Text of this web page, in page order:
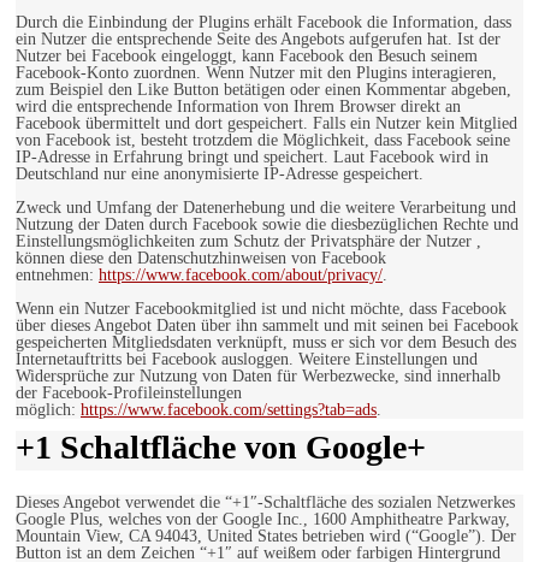
Durch die Einbindung der Plugins erhält Facebook die Information, dass
ein Nutzer die entsprechende Seite des Angebots aufgerufen hat. Ist der
Nutzer bei Facebook eingeloggt, kann Facebook den Besuch seinem
Facebook-Konto zuordnen. Wenn Nutzer mit den Plugins interagieren,
zum Beispiel den Like Button betätigen oder einen Kommentar abgeben,
wird die entsprechende Information von Ihrem Browser direkt an
Facebook übermittelt und dort gespeichert. Falls ein Nutzer kein Mitglied
von Facebook ist, besteht trotzdem die Möglichkeit, dass Facebook seine
IP-Adresse in Erfahrung bringt und speichert. Laut Facebook wird in
Deutschland nur eine anonymisierte IP-Adresse gespeichert.
Zweck und Umfang der Datenerhebung und die weitere Verarbeitung und
Nutzung der Daten durch Facebook sowie die diesbezüglichen Rechte und
Einstellungsmöglichkeiten zum Schutz der Privatsphäre der Nutzer ,
können diese den Datenschutzhinweisen von Facebook
entnehmen: https://www.facebook.com/about/privacy/.
Wenn ein Nutzer Facebookmitglied ist und nicht möchte, dass Facebook
über dieses Angebot Daten über ihn sammelt und mit seinen bei Facebook
gespeicherten Mitgliedsdaten verknüpft, muss er sich vor dem Besuch des
Internetauftritts bei Facebook ausloggen. Weitere Einstellungen und
Widersprüche zur Nutzung von Daten für Werbezwecke, sind innerhalb
der Facebook-Profileinstellungen
möglich: https://www.facebook.com/settings?tab=ads.
+1 Schaltfläche von Google+
Dieses Angebot verwendet die “+1″-Schaltfläche des sozialen Netzwerkes
Google Plus, welches von der Google Inc., 1600 Amphitheatre Parkway,
Mountain View, CA 94043, United States betrieben wird (“Google”). Der
Button ist an dem Zeichen “+1″ auf weißem oder farbigen Hintergrund